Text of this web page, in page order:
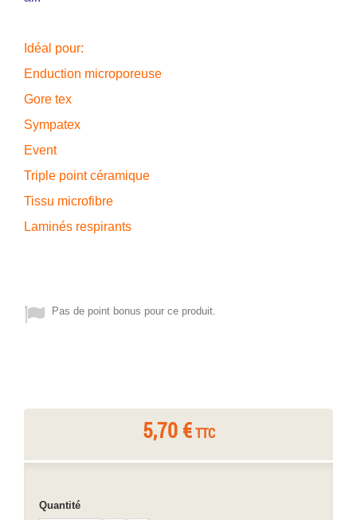
Idéal pour:
Enduction microporeuse
Gore tex
Sympatex
Event
Triple point céramique
Tissu microfibre
Laminés respirants
Pas de point bonus pour ce produit.
5,70 €TTC
Quantité